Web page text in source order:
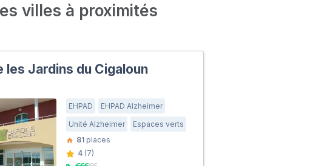
villes à proximités
les Jardins du Cigaloun
EHPAD
EHPAD Alzheimer
Unité Alzheimer
Espaces verts
81 places
4 (7)